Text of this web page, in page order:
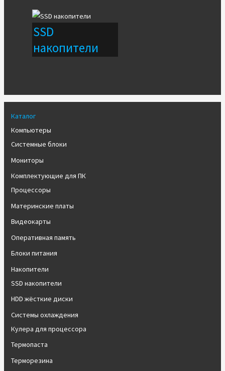
Каталог
Компьютеры
Системные блоки
Мониторы
Комплектующие для ПК
Процессоры
Материнские платы
Видеокарты
Оперативная память
Блоки питания
Накопители
SSD накопители
HDD жёсткие диски
Системы охлаждения
Кулера для процессора
Термопаста
Терморезина
SSD
накопители